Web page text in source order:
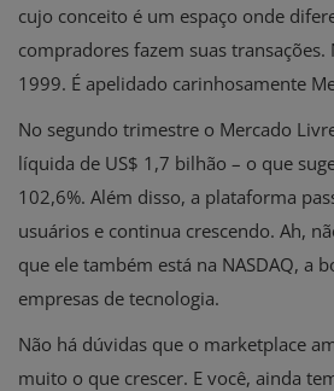
cujo conceito é um espaço onde
compradores fazem suas transações.
1999. É apelidado carinhosamente
No segundo trimestre o Mercado
líquida de US$ 1,7 bilhão – o que
102,6%. Além disso, a plataforma
usuários e continua crescendo. Ah,
que ele também está na NASDAQ, a
empresas de tecnologia.
Não há dúvidas que o marketplace
muito o que crescer. E você, ainda